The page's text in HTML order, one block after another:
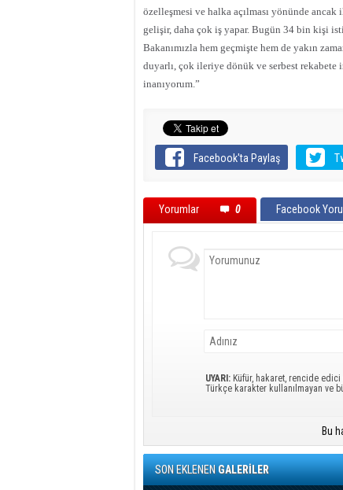
özelleşmesi ve halka açılması yönünde
gelişir, daha çok iş yapar. Bugün 34 bin kişi
Bakanımızla hem geçmişte hem de yakın
duyarlı, çok ileriye dönük ve serbest rekabete
inanıyorum.”
Facebook'ta Paylaş
Yorumlar 0 Facebook
UYARI: Küfür, hakaret, rencide
Türkçe karakter kullanılmayan ve
Bu
SON EKLENENGALERİLER